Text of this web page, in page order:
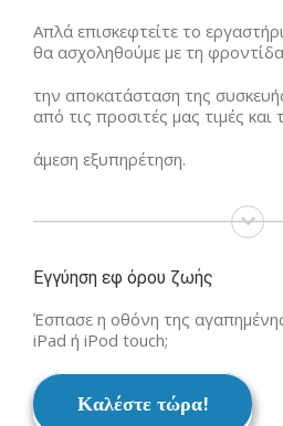
Απλά επισκεφτείτε το
θα ασχοληθούμε με τη
την αποκατάσταση της
από τις προσιτές μας τιμές και
άμεση εξυπηρέτηση.
Εγγύηση εφ όρου ζωής
Έσπασε η οθόνη της
iPad ή iPod touch;
Καλέστε τώρα!